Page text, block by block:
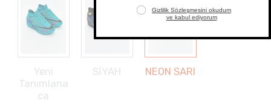
Yeni
Tanımlana
ca
SİYAH NEON SARI